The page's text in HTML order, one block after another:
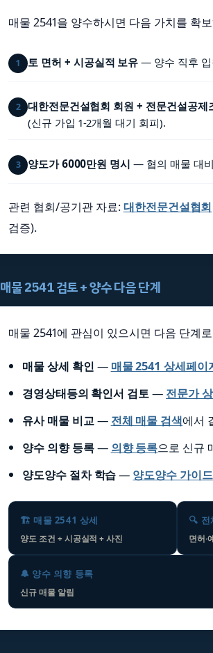
매물 2541을 양수하시면 다음 가치를 확
1 토 면허 + 시공실적 보유 — 양수 직후 입
2 대한전문건설협회 회원 + 전문건설공제
(신규 가입 1-2개월 대기 회피).
3 양도가 6000만원 명시 — 협의 매물 대
관련 협회/공기관 자료:대한전문건설협회
검증).
매물 2541 검토 + 양수 다음 단계
매물 2541에 관심이 있으시면 다음 단계
매물 상세 확인 — 매물 2541 상세페이
경영상태등의 확인서 검토— 전문가
유사 매물 비교— 전체 매물 검색에서
양수 의향 등록— 의향 등록으로 신규
양도양수 절차 학습— 양도양수 가이드
🏗️ 매물 2541 상세
양도 조건 + 시공실적 + 사진
🔍 전
면허·
🔔 양수 의향 등록
신규 매물 알림